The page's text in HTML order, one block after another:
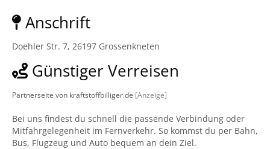
Anschrift
Doehler Str. 7, 26197 Grossenkneten
Günstiger Verreisen
Partnerseite von kraftstoffbilliger.de [Anzeige]
Bei uns findest du schnell die passende Verbindung oder
Mitfahrgelegenheit im Fernverkehr. So kommst du per Bahn,
Bus, Flugzeug und Auto bequem an dein Ziel.